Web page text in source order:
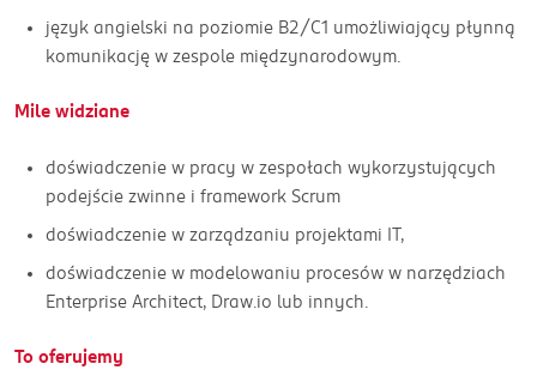
język angielski na poziomie B2/C1 umożliwiający płynną
komunikację w zespole międzynarodowym.
Mile widziane
doświadczenie w pracy w zespołach wykorzystujących
podejście zwinne i framework Scrum
doświadczenie w zarządzaniu projektami IT,
doświadczenie w modelowaniu procesów w narzędziach
Enterprise Architect, Draw.io lub innych.
To oferujemy